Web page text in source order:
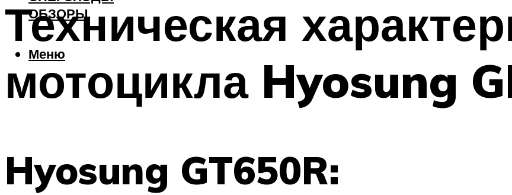
ОБЗОРЫ
Меню
Техническая
мотоцикла Hyosung
Hyosung GT650R: